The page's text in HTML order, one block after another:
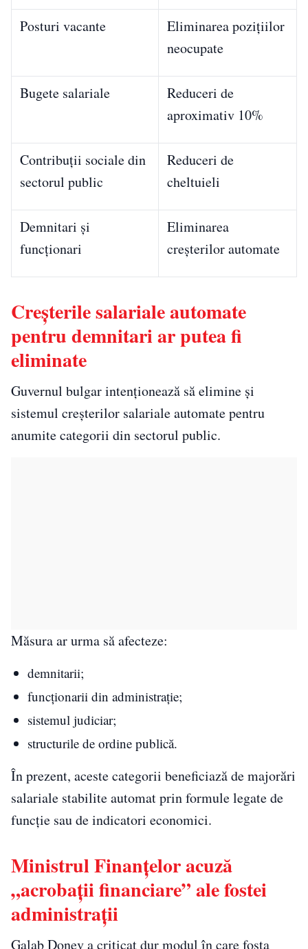
Posturi vacante
Eliminarea pozițiilor
neocupate
Bugete salariale
Reduceri de
aproximativ 10%
Contribuții sociale din
sectorul public
Reduceri de
cheltuieli
Demnitari și
funcționari
Eliminarea
creșterilor automate
Creșterile salariale automate
pentru demnitari ar putea fi
eliminate
Guvernul bulgar intenționează să elimine și
sistemul creșterilor salariale automate pentru
anumite categorii din sectorul public.
Măsura ar urma să afecteze:
demnitarii;
funcționarii din administrație;
sistemul judiciar;
structurile de ordine publică.
În prezent, aceste categorii beneficiază de majorări
salariale stabilite automat prin formule legate de
funcție sau de indicatori economici.
Ministrul Finanțelor acuză
„acrobații financiare” ale fostei
administrații
Galab Donev a criticat dur modul în care fosta